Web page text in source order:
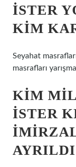
İSTER
KIM
Seyahat
masrafları
KIM
İSTER